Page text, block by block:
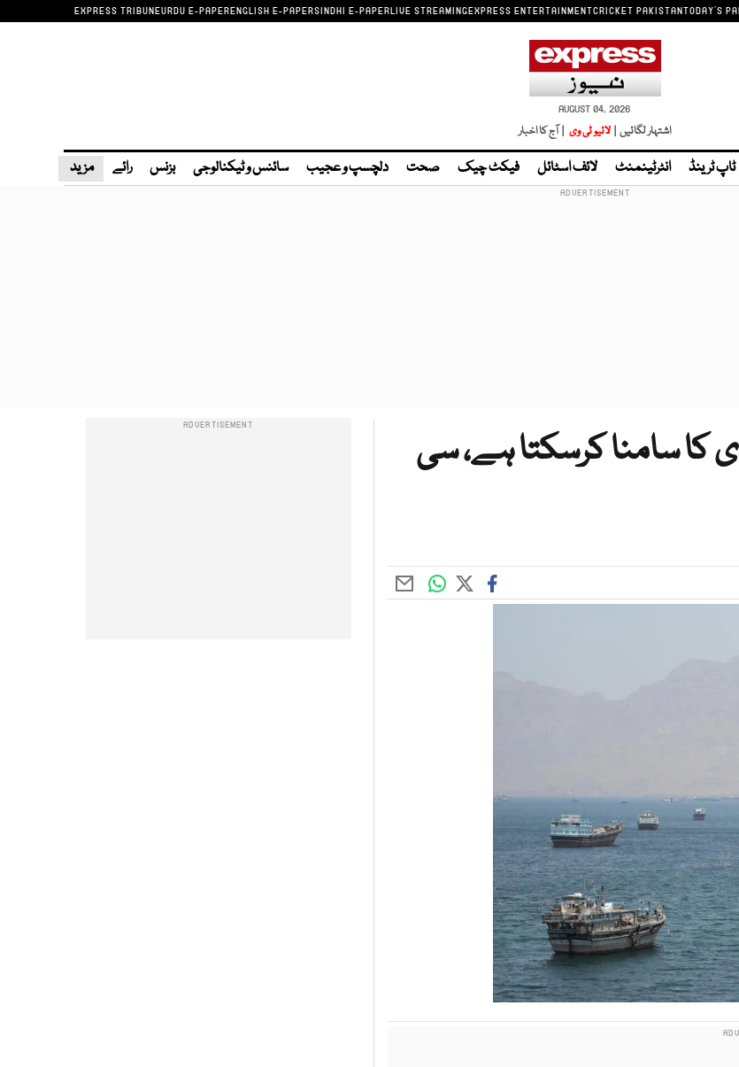
EXPRESS TRIBUNEURDU E-PAPERENGLISH E-PAPERSINDHI E-PAPERLIVE STREAMINGEXPRESS ENTERTAINMENTCRICKET PAKISTANTODAY'S
AUGUST 04, 2026
اشتہار لگائیں | لائیو ٹی وی | آج کا اخبار
ٹاپ ٹرینڈ انٹرٹینمنٹ لائف اسٹائل فیکٹ چیک صحت دلچسپ و عجیب سائنس و ٹیکنالوجی بزنس رائے مزید
کا سامنا کرسکتا ہے، سی